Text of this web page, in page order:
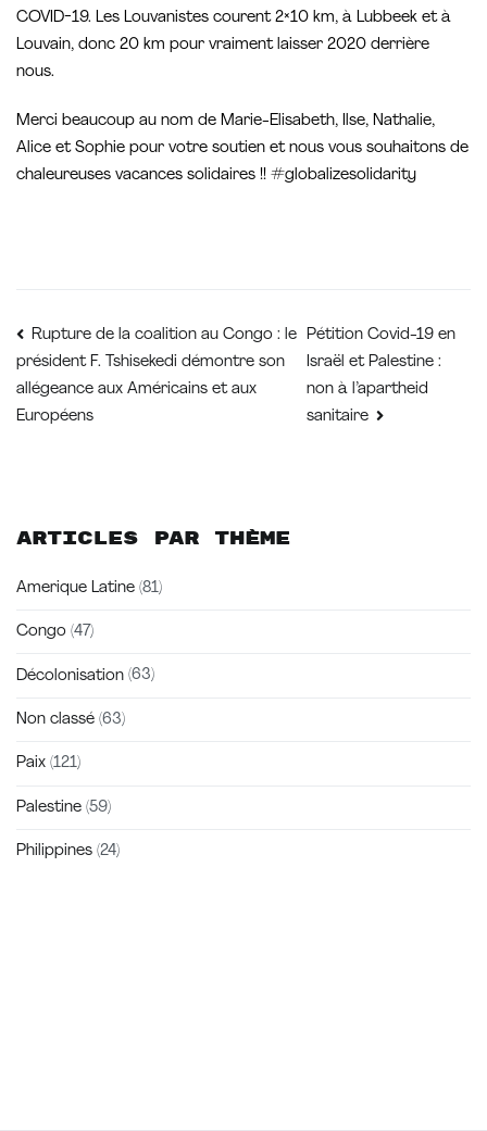
COVID-19. Les Louvanistes courent 2×10 km, à Lubbeek et à
Louvain, donc 20 km pour vraiment laisser 2020 derrière
nous.
Merci beaucoup au nom de Marie-Elisabeth, Ilse, Nathalie,
Alice et Sophie pour votre soutien et nous vous souhaitons de
chaleureuses vacances solidaires !! #globalizesolidarity
Navigation
de
l’article
Rupture de la coalition au Congo : le
président F. Tshisekedi démontre son
allégeance aux Américains et aux
Européens
Pétition Covid-19 en
Israël et Palestine :
non à l’apartheid
sanitaire
Articles par thème
Amerique Latine (81)
Congo (47)
Décolonisation (63)
Non classé (63)
Paix (121)
Palestine (59)
Philippines (24)